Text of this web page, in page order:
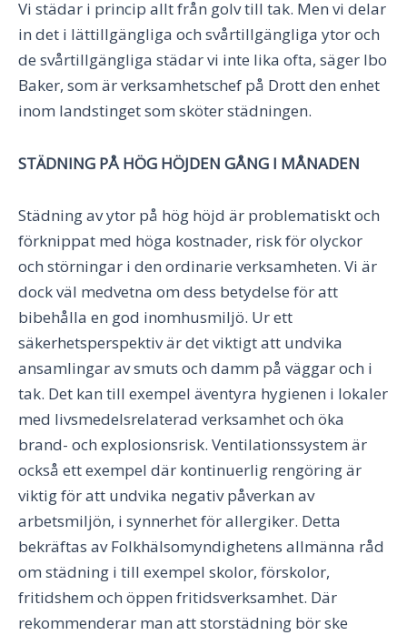
Vi städar i princip allt från golv till tak. Men vi delar
in det i lättillgängliga och svårtillgängliga ytor och
de svårtillgängliga städar vi inte lika ofta, säger Ibo
Baker, som är verksamhetschef på Drott den enhet
inom landstinget som sköter städningen.
STÄDNING PÅ HÖG HÖJDEN GÅNG I MÅNADEN
Städning av ytor på hög höjd är problematiskt och
förknippat med höga kostnader, risk för olyckor
och störningar i den ordinarie verksamheten. Vi är
dock väl medvetna om dess betydelse för att
bibehålla en god inomhusmiljö. Ur ett
säkerhetsperspektiv är det viktigt att undvika
ansamlingar av smuts och damm på väggar och i
tak. Det kan till exempel äventyra hygienen i lokaler
med livsmedelsrelaterad verksamhet och öka
brand- och explosionsrisk. Ventilationssystem är
också ett exempel där kontinuerlig rengöring är
viktig för att undvika negativ påverkan av
arbetsmiljön, i synnerhet för allergiker. Detta
bekräftas av Folkhälsomyndighetens allmänna råd
om städning i till exempel skolor, förskolor,
fritidshem och öppen fritidsverksamhet. Där
rekommenderar man att storstädning bör ske